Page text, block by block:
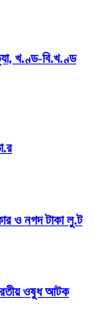
খ.ণ্ড-বি.খ.ণ্ড
ও নগদ টাকা লু.ট
ওষুধ আটক